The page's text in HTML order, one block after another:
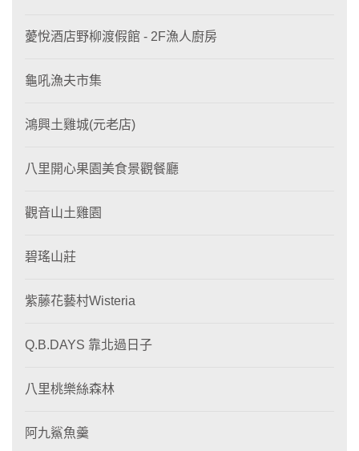
薆悅酒店野柳渡假館 - 2F漁人廚房
龜吼漁夫市集
鴻興土雞城(元老店)
八里開心果園美食景觀餐廳
觀音山土雞園
碧瑤山莊
紫藤花藝村Wisteria
Q.B.DAYS 靠北過日子
八里桃樂絲森林
阿九鯊魚羹